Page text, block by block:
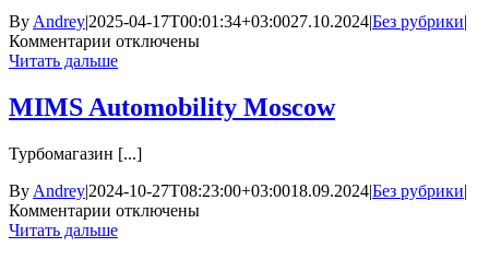
By Andrey|2025-04-17T00:01:34+03:0027.10.2024|Без рубрики|
Комментарии к
записи
«РозмариКейк»
отключены
Читать дальше
MIMS Automobility Moscow
Турбомагазин [...]
By Andrey|2024-10-27T08:23:00+03:0018.09.2024|Без рубрики|
Комментарии к
записи
отключены
Читать дальше